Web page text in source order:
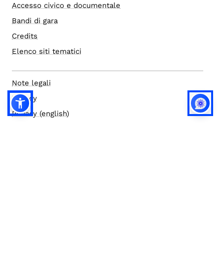
Accesso civico e documentale
Bandi di gara
Credits
Elenco siti tematici
Note legali
Privacy
Privacy (english)